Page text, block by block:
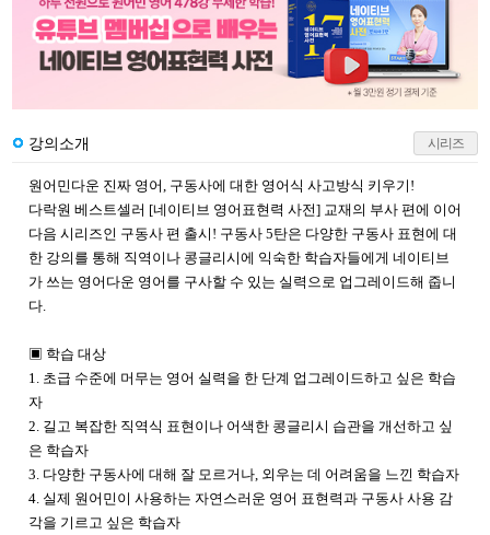
강의소개 시리즈
원어민다운 진짜 영어, 구동사에 대한 영어식 사고방식 키우기!
다락원 베스트셀러 [네이티브 영어표현력 사전] 교재의 부사 편에 이어
다음 시리즈인 구동사 편 출시! 구동사 5탄은 다양한 구동사 표현에 대
한 강의를 통해 직역이나 콩글리시에 익숙한 학습자들에게 네이티브
가 쓰는 영어다운 영어를 구사할 수 있는 실력으로 업그레이드해 줍니
다.
▣ 학습 대상
1. 초급 수준에 머무는 영어 실력을 한 단계 업그레이드하고 싶은 학습
자
2. 길고 복잡한 직역식 표현이나 어색한 콩글리시 습관을 개선하고 싶
은 학습자
3. 다양한 구동사에 대해 잘 모르거나, 외우는 데 어려움을 느낀 학습자
4. 실제 원어민이 사용하는 자연스러운 영어 표현력과 구동사 사용 감
각을 기르고 싶은 학습자